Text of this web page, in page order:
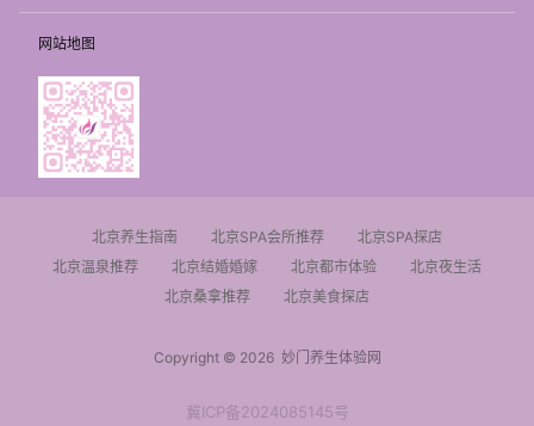
网站地图
北京养生指南 北京SPA会所推荐
北京SPA探店
北京温泉推荐
北京结婚婚嫁 北京都市体验
北京夜生活
北京桑拿推荐
北京美食探店
Copyright © 2026妙门养生体验网
冀ICP备2024085145号